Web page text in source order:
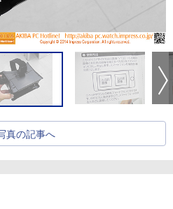
真の記事へ